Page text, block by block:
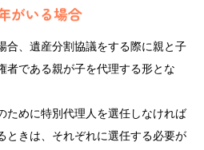
合、遺産分割協議をする際に親と子
者である親が子を代理する形とな
ために特別代理人を選任しなければ
ときは、それぞれに選任する必要が